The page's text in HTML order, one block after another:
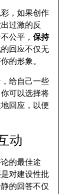
，如果创作
过激的反
公平，保持
回应不仅无
的形象。
给自己一些
可以选择将
回应，以便
动
的最佳途
对建设性批
的回答不仅